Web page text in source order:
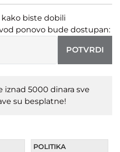
biste dobili
ponovo bude dostupan:
POTVRDI
iznad 5000 dinara sve
su besplatne!
POLITIKA